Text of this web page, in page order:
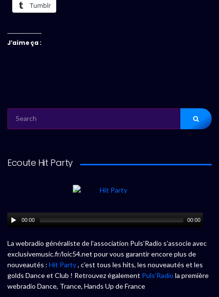
Tumblr
J’aime ça :
FOR:
Ecoute Hit Party
00:00 00:00
La webradio généraliste de l’association Puls’Radio s’associe avec
exclusivemusic.fr/loic54.net pour vous garantir encore plus de
nouveautés : Hit Party, c’est tous les hits, les nouveautés et les
golds Dance et Club ! Retrouvez également Puls’Radio la première
webradio Dance, Trance, Hands Up de France